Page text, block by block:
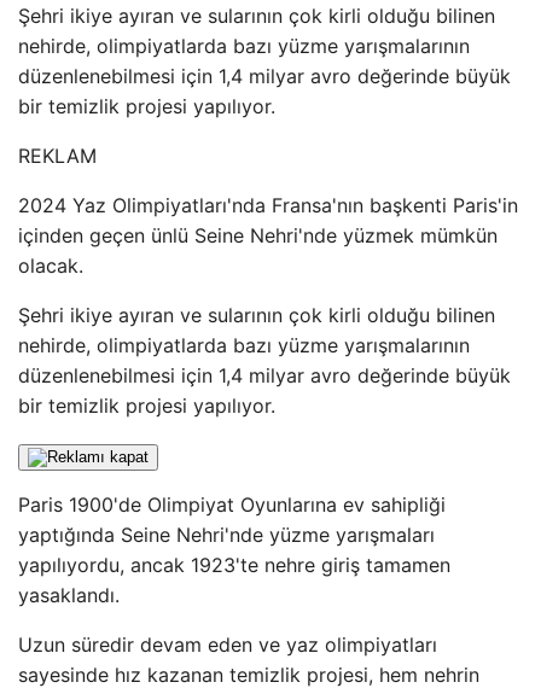
Şehri ikiye ayıran ve sularının çok kirli olduğu bilinen
nehirde, olimpiyatlarda bazı yüzme yarışmalarının
düzenlenebilmesi için 1,4 milyar avro değerinde büyük
bir temizlik projesi yapılıyor.
REKLAM
2024 Yaz Olimpiyatları'nda Fransa'nın başkenti Paris'in
içinden geçen ünlü Seine Nehri'nde yüzmek mümkün
olacak.
Şehri ikiye ayıran ve sularının çok kirli olduğu bilinen
nehirde, olimpiyatlarda bazı yüzme yarışmalarının
düzenlenebilmesi için 1,4 milyar avro değerinde büyük
bir temizlik projesi yapılıyor.
Paris 1900'de Olimpiyat Oyunlarına ev sahipliği
yaptığında Seine Nehri'nde yüzme yarışmaları
yapılıyordu, ancak 1923'te nehre giriş tamamen
yasaklandı.
Uzun süredir devam eden ve yaz olimpiyatları
sayesinde hız kazanan temizlik projesi, hem nehrin